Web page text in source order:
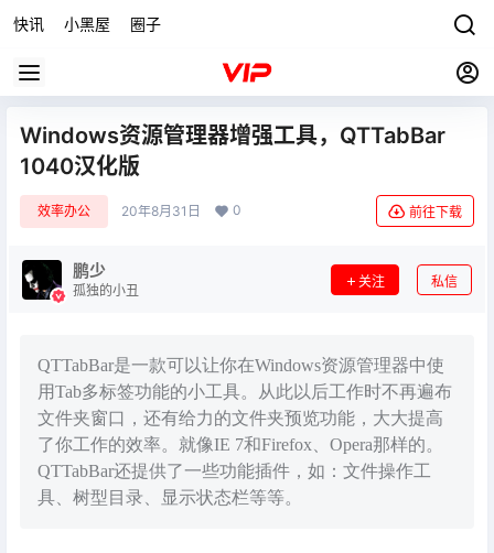
快讯 小黑屋 圈子
Windows资源管理器增强工具，QTTabBar
1040汉化版
效率办公 20年8月31日 0 前往下载
鹏少
孤独的小丑
关注 私信
QTTabBar是一款可以让你在Windows资源管理器中使
用Tab多标签功能的小工具。从此以后工作时不再遍布
文件夹窗口，还有给力的文件夹预览功能，大大提高
了你工作的效率。就像IE 7和Firefox、Opera那样的。
QTTabBar还提供了一些功能插件，如：文件操作工
具、树型目录、显示状态栏等等。